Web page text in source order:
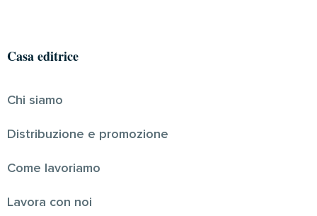
Casa editrice
Chi siamo
Distribuzione e promozione
Come lavoriamo
Lavora con noi